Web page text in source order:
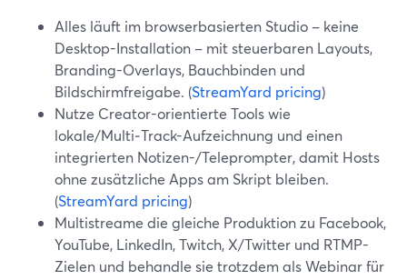
Alles läuft im browserbasierten Studio – keine
Desktop-Installation – mit steuerbaren Layouts,
Branding-Overlays, Bauchbinden und
Bildschirmfreigabe. (StreamYard pricing)
Nutze Creator-orientierte Tools wie
lokale/Multi‑Track-Aufzeichnung und einen
integrierten Notizen-/Teleprompter, damit Hosts
ohne zusätzliche Apps am Skript bleiben.
(StreamYard pricing)
Multistreame die gleiche Produktion zu Facebook,
YouTube, LinkedIn, Twitch, X/Twitter und RTMP-
Zielen und behandle sie trotzdem als Webinar für